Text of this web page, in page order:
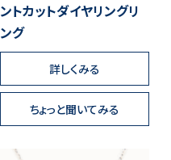
ントカットダイヤリングリ
ング
詳しくみる
ちょっと聞いてみる